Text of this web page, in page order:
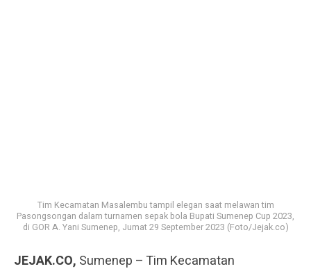
Tim Kecamatan Masalembu tampil elegan saat melawan tim
Pasongsongan dalam turnamen sepak bola Bupati Sumenep Cup 2023,
di GOR A. Yani Sumenep, Jumat 29 September 2023 (Foto/Jejak.co)
JEJAK.CO, Sumenep – Tim Kecamatan